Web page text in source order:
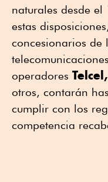
naturales desde
estas
concesionarios de
operadores
otros, contarán
cumplir con los
competencia